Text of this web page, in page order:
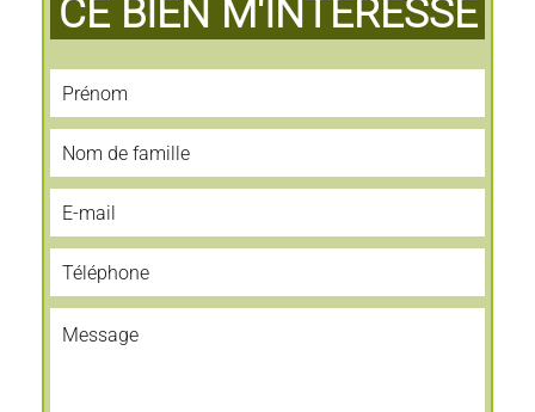
CE BIEN M'INTERESSE